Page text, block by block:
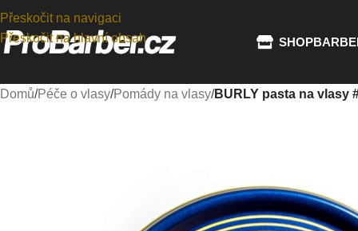
Přeskočit na navigaci
Přeskočit na hlavní obsah
SHOP
Domů/Péče o vlasy/Pomády na vlasy/BURLY pasta na vlasy